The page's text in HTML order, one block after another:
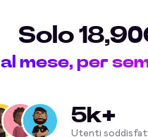
Solo
al mese, per
5k+
Utenti